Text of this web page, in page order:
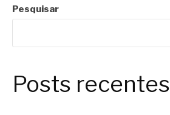
Pesquisar
Posts recentes